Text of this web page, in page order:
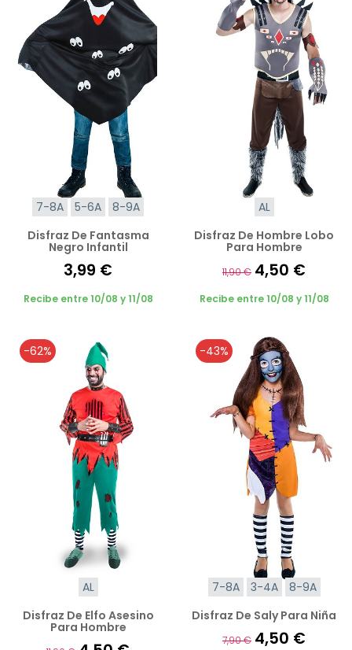
7-8A 5-6A
8-9A
Disfraz De Fantasma
Negro Infantil
3,99 €
Recibe entre 10/08 y 11/08
AL
Disfraz De Hombre Lobo
Para Hombre
11,90 € 4,50 €
Recibe entre 10/08 y 11/08
-62%
AL
Disfraz De Elfo Asesino
Para Hombre
-43%
7-8A 3-4A
8-9A
Disfraz De Saly Para Niña
7,90 € 4,50 €